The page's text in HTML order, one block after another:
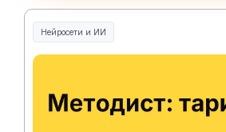
Нейросети и ИИ
Нейросети и искусственный интеллект